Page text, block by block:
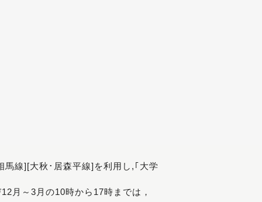
線][大秋･居森平線]を利用し,｢大学
月～3月の10時から17時までは，